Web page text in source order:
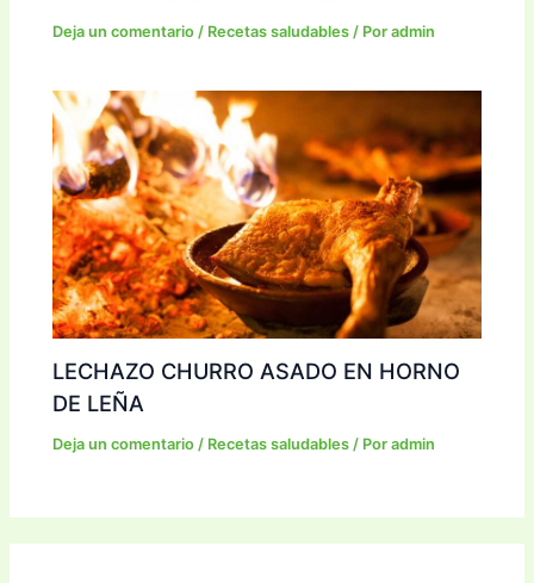
Deja un comentario / Recetas saludables / Poradmin
LECHAZO CHURRO ASADO EN HORNO
DE LEÑA
Deja un comentario / Recetas saludables / Poradmin